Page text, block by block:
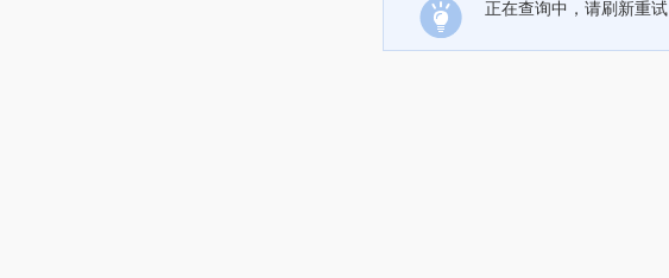
正在查询中，请刷新重试